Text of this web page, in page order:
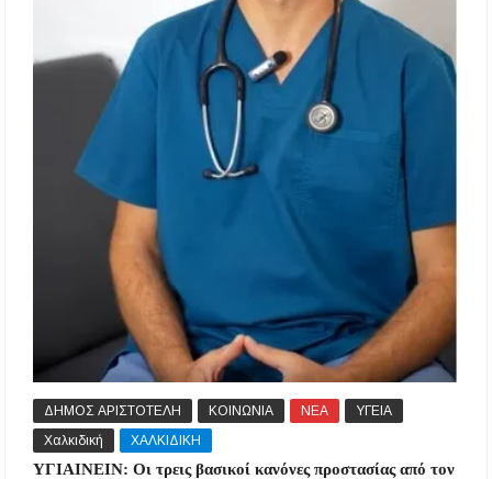
ΔΗΜΟΣ ΑΡΙΣΤΟΤΕΛΗ ΚΟΙΝΩΝΙΑ ΝΕΑ
ΥΓΕΙΑ
Χαλκιδική
ΧΑΛΚΙΔΙΚΗ
ΥΓΙΑΙΝΕΙΝ: Οι τρεις βασικοί κανόνες προστασίας από τον